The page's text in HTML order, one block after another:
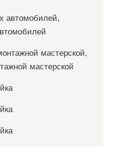
автомобилей,
мастерской,
мастерской